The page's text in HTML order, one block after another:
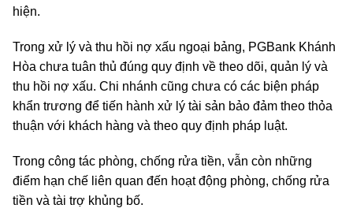
hiện.
Trong xử lý và thu hồi nợ xấu ngoại bảng, PGBank Khánh
Hòa chưa tuân thủ đúng quy định về theo dõi, quản lý và
thu hồi nợ xấu. Chi nhánh cũng chưa có các biện pháp
khẩn trương để tiến hành xử lý tài sản bảo đảm theo thỏa
thuận với khách hàng và theo quy định pháp luật.
Trong công tác phòng, chống rửa tiền, vẫn còn những
điểm hạn chế liên quan đến hoạt động phòng, chống rửa
tiền và tài trợ khủng bố.